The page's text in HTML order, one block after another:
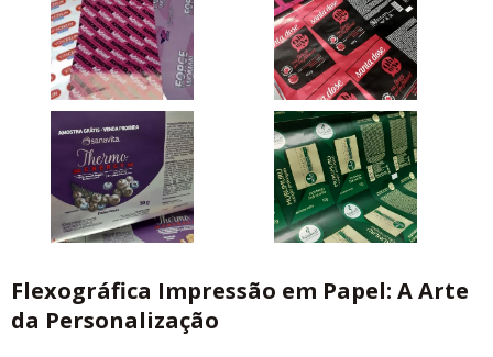
Flexográfica Impressão em Papel: A Arte
da Personalização